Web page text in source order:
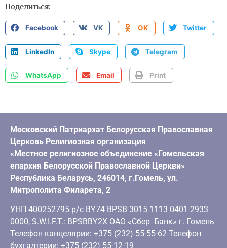
Поделиться:
Facebook VK OK Twitter
LinkedIn Skype Telegram
WhatsApp Email Print
Московский Патриархат Белорусская Православная
Церковь Религиозная организация
«Местное религиозное объединение «Гомельская
епархия Белорусской Православной Церкви»
Республика Беларусь, 246014, г.Гомель, ул.
Митрополита Филарета, 2
УНП 400252795 р/с BY74 BPSB 3015 1113 0401 2933
0000, S.W.I.F.T.: BPSBBY2X ОАО «Сбер Банк» г. Гомель
Телефон канцелярии: +375 (232) 55-55-62 Телефон
бухгалтерии: +375 (232) 55-12-19